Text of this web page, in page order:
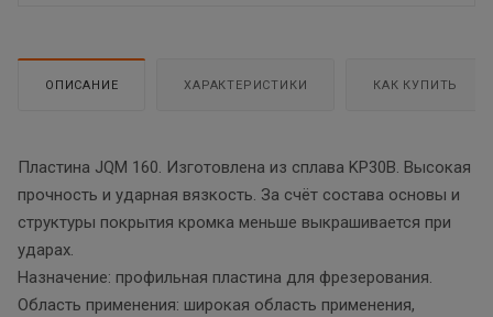
ОПИСАНИЕ ХАРАКТЕРИСТИКИ КАК КУПИТЬ
Пластина JQM 160. Изготовлена из сплава KP30B. Высокая
прочность и ударная вязкость. За счёт состава основы и
структуры покрытия кромка меньше выкрашивается при
ударах.
Назначение: профильная пластина для фрезерования.
Область применения: широкая область применения,